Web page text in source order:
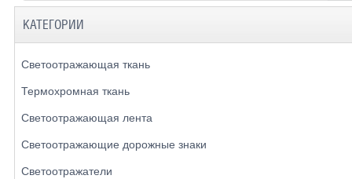
КАТЕГОРИИ
Светоотражающая ткань
Термохромная ткань
Светоотражающая лента
Светоотражающие дорожные знаки
Светоотражатели